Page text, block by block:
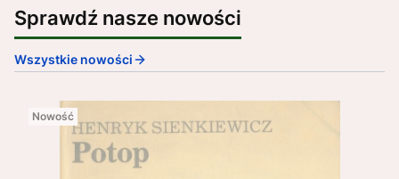
Sprawdź nasze nowości
Wszystkie nowości
Nowość